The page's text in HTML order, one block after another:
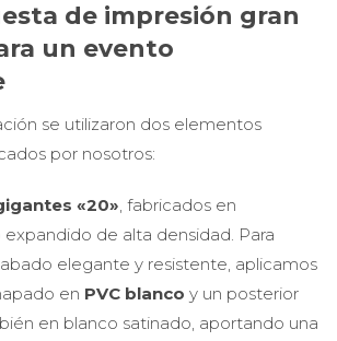
de impresión gran
un evento
se utilizaron dos elementos
por nosotros:
«20», fabricados en
de alta densidad. Para
elegante y resistente, aplicamos
en PVC blanco y un posterior
en blanco satinado, aportando una